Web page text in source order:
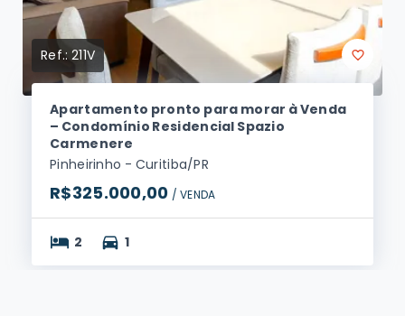
Ref.:211V
Apartamento pronto para morar à Venda
– Condomínio Residencial Spazio
Carmenere
Pinheirinho - Curitiba/PR
R$325.000,00 / VENDA
2 1